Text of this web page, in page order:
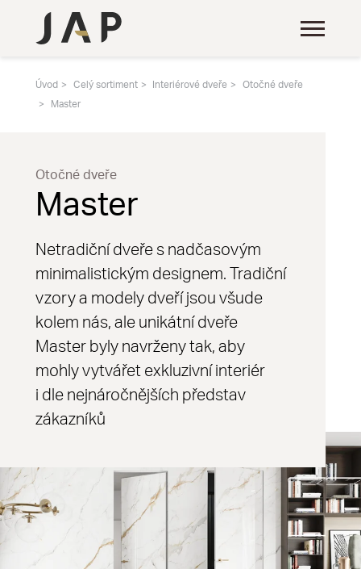
Úvod Celý sortiment Interiérové dveře
Otočné dveře
Master
Otočné dveře
Master
Netradiční dveře s nadčasovým
minimalistickým designem. Tradiční
vzory a modely dveří jsou všude
kolem nás, ale unikátní dveře
Master byly navrženy tak, aby
mohly vytvářet exkluzivní interiér
i dle nejnáročnějších představ
zákazníků